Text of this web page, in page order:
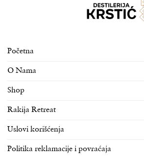
Početna
O Nama
Shop
Rakija Retreat
Uslovi korišćenja
Politika reklamacije i povraćaja